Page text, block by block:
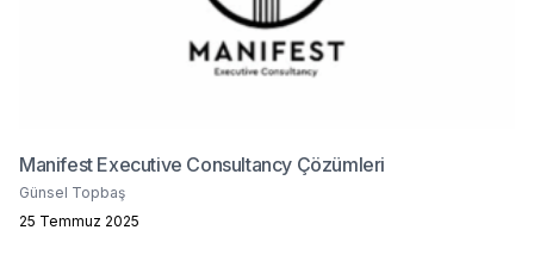
Manifest Executive Consultancy Çözümleri
Günsel Topbaş
25 Temmuz 2025